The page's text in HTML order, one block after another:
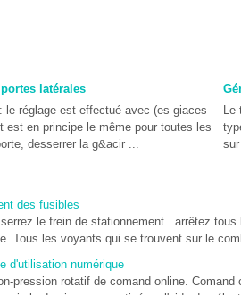
latérales
le réglage est effectué avec (es giaces
est en principe le même pour toutes les
desserrer la g&acir ...
Le
des fusibles
le frein de stationnement. arrêtez
Tous les voyants qui se trouvent sur le
d'utilisation numérique
pression rotatif de comand online.